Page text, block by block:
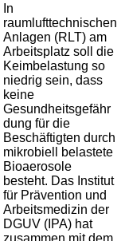
In
raumlufttechnischen
Anlagen (RLT) am
Arbeitsplatz soll die
Keimbelastung so
niedrig sein, dass
keine
Gesundheitsgefähr
dung für die
Beschäftigten durch
mikrobiell belastete
Bioaerosole
besteht. Das Institut
für Prävention und
Arbeitsmedizin der
DGUV (IPA) hat
zusammen mit dem